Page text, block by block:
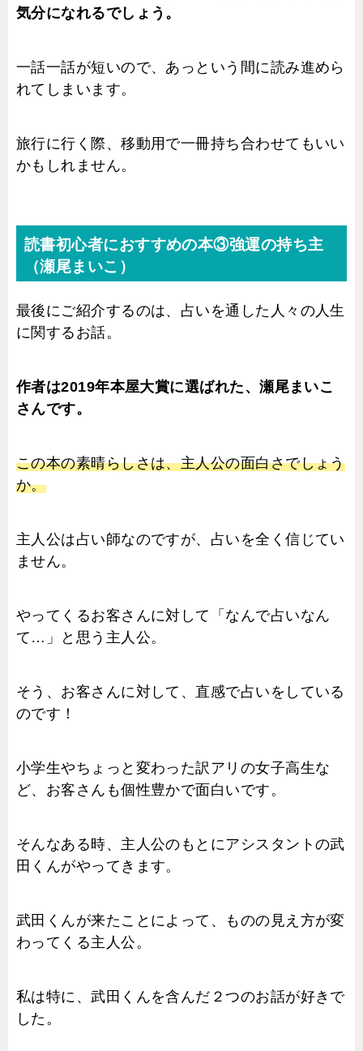
気分になれるでしょう。
一話一話が短いので、あっという間に読み進めら
れてしまいます。
旅行に行く際、移動用で一冊持ち合わせてもいい
かもしれません。
読書初心者におすすめの本③強運の持ち主
（瀬尾まいこ）
最後にご紹介するのは、占いを通した人々の人生
に関するお話。
作者は2019年本屋大賞に選ばれた、瀬尾まいこ
さんです。
この本の素晴らしさは、主人公の面白さでしょう
か。
主人公は占い師なのですが、占いを全く信じてい
ません。
やってくるお客さんに対して「なんで占いなん
て…」と思う主人公。
そう、お客さんに対して、直感で占いをしている
のです！
小学生やちょっと変わった訳アリの女子高生な
ど、お客さんも個性豊かで面白いです。
そんなある時、主人公のもとにアシスタントの武
田くんがやってきます。
武田くんが来たことによって、ものの見え方が変
わってくる主人公。
私は特に、武田くんを含んだ２つのお話が好きで
した。